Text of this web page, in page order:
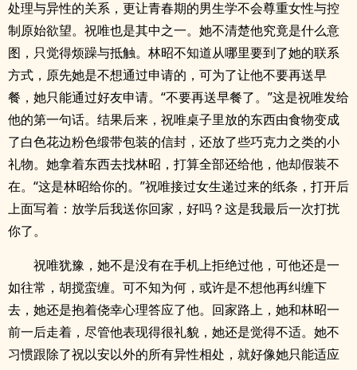
处理与异性的关系，更让青春期的男生学不会尊重女性与控
制原始欲望。祝唯也是其中之一。她不清楚他究竟是什么意
图，只觉得烦躁与抵触。林昭不知道从哪里要到了她的联系
方式，原先她是不想通过申请的，可为了让他不要再送早
餐，她只能通过好友申请。“不要再送早餐了。”这是祝唯发给
他的第一句话。结果后来，祝唯桌子里放的东西由食物变成
了白色花边粉色缎带包装的信封，还放了些巧克力之类的小
礼物。她拿着东西去找林昭，打算全部还给他，他却假装不
在。“这是林昭给你的。”祝唯接过女生递过来的纸条，打开后
上面写着：放学后我送你回家，好吗？这是我最后一次打扰
你了。
祝唯犹豫，她不是没有在手机上拒绝过他，可他还是一
如往常，胡搅蛮缠。可不知为何，或许是不想他再纠缠下
去，她还是抱着侥幸心理答应了他。回家路上，她和林昭一
前一后走着，尽管他表现得很礼貌，她还是觉得不适。她不
习惯跟除了祝以安以外的所有异性相处，就好像她只能适应